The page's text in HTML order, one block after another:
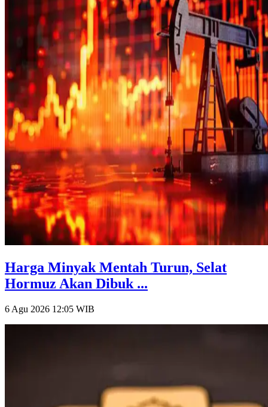
Harga Minyak Mentah Turun, Selat
Hormuz Akan Dibuk ...
6 Agu 2026 12:05 WIB